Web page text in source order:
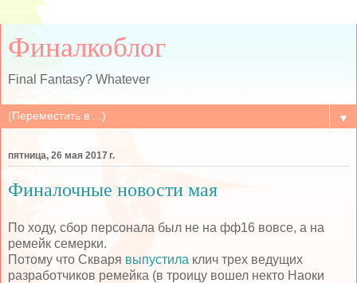
Финалкоблог
Final Fantasy? Whatever
▼
пятница, 26 мая 2017 г.
Финалочные новости мая
По ходу, сбор персонала был не на фф16 вовсе, а на
ремейк семерки.
Потому что Скваря выпустила клич трех ведущих
разработчиков ремейка (в троицу вошел некто Наоки